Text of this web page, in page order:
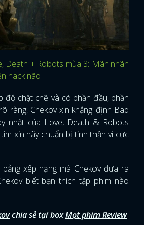
Death + Robots mùa 3: Mãn nhãn
hack não
độ chặt chẽ và có phần đầu, phần
ràng, Chekov xin khẳng định Bad
nhất của Love, Death & Robots
xin hãy chuẩn bị tinh thần vì cực
xếp hạng mà Chekov đưa ra
biết bạn thích tập phim nào
chia sẻ tại boxMọt phim Review